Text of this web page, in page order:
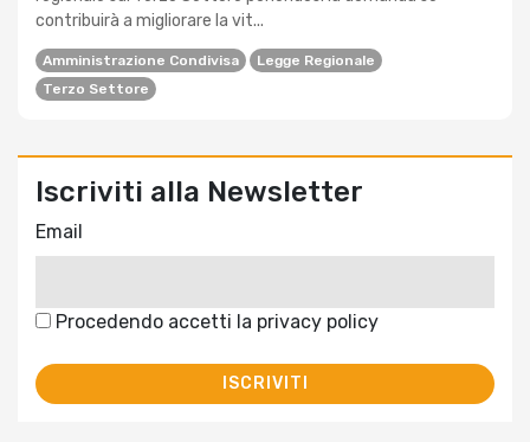
contribuirà a migliorare la vit...
Amministrazione Condivisa
Legge Regionale
Terzo Settore
Iscriviti alla Newsletter
Email
Procedendo accetti la privacy policy